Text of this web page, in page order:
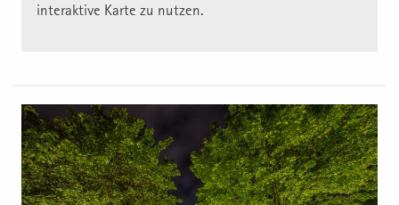
interaktive Karte zu nutzen.